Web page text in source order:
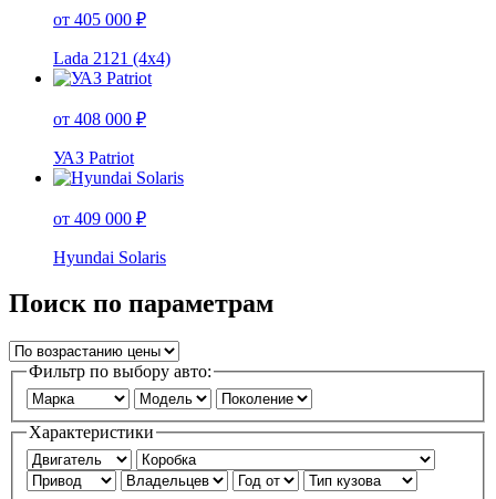
от 405 000 ₽
Lada 2121 (4x4)
от 408 000 ₽
УАЗ Patriot
от 409 000 ₽
Hyundai Solaris
Поиск по параметрам
Фильтр по выбору авто:
Характеристики